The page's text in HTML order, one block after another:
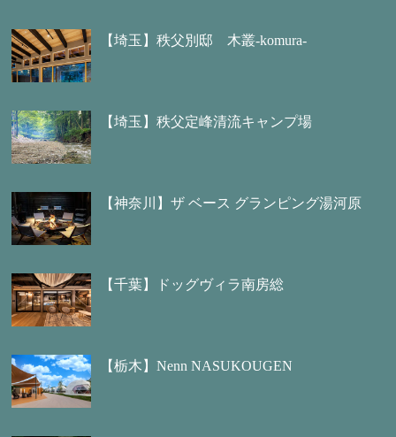
【埼玉】秩父別邸 木叢-komura-
【埼玉】秩父定峰清流キャンプ場
【神奈川】ザ ベース グランピング湯河原
【千葉】ドッグヴィラ南房総
【栃木】Nenn NASUKOUGEN